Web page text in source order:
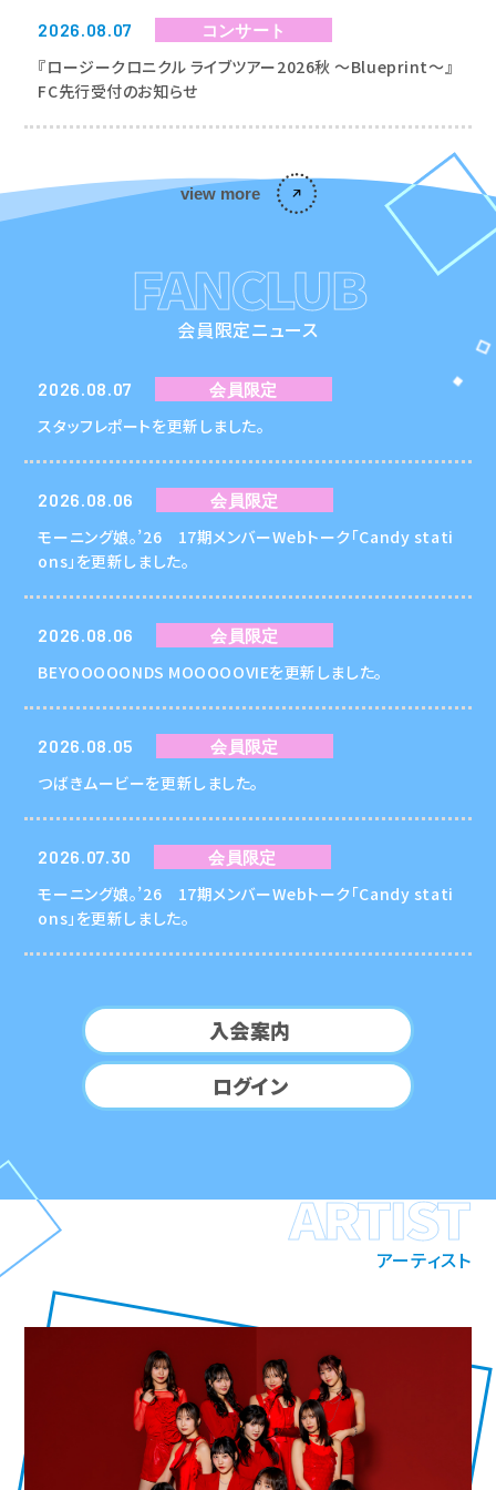
2026.08.07 コンサート
『ロージークロニクル ライブツアー2026秋 〜Blueprint〜』
FC先行受付のお知らせ
view more
FANCLUB
会員限定ニュース
2026.08.07 会員限定
スタッフレポートを更新しました。
2026.08.06 会員限定
モーニング娘。’26 17期メンバーWebトーク「Candy stati
ons」を更新しました。
2026.08.06 会員限定
BEYOOOOONDS MOOOOOVIEを更新しました。
2026.08.05 会員限定
つばきムービーを更新しました。
2026.07.30 会員限定
モーニング娘。’26 17期メンバーWebトーク「Candy stati
ons」を更新しました。
入会案内
ログイン
ARTIST
アーティスト